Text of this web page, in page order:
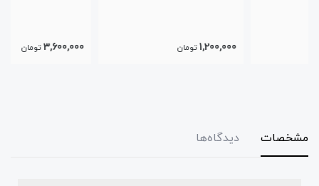
تومان
مشخصات دیدگاه‌ها